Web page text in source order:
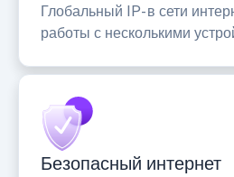
Глобальный IP- в сети
работы с несколькими
Безопасный интернет